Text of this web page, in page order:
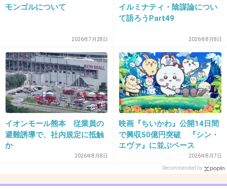
2013/07/17(水) 22:00:59
氷室みたいに放火でもされたら怖いね
-1
36. 匿名2013/07/17(水) 22:03:02
川畑だいすきです♡なまで見たけどほんとにか
っこよかったよ！！
+23 -2
モンゴルについて
2026年7月28日
イルミナティ・陰謀論につい
て語ろうPart49
2026年8月8日
イオンモール熊本 従業員の
避難誘導で、社内規定に抵触
か
2026年8月8日
映画『ちいかわ』公開14日間
で興収50億円突破 『シン・
エヴァ』に並ぶペース
2026年8月7日
Recommended by